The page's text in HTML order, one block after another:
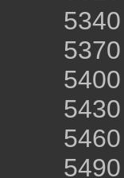
5340
5370
5400
5430
5460
5490